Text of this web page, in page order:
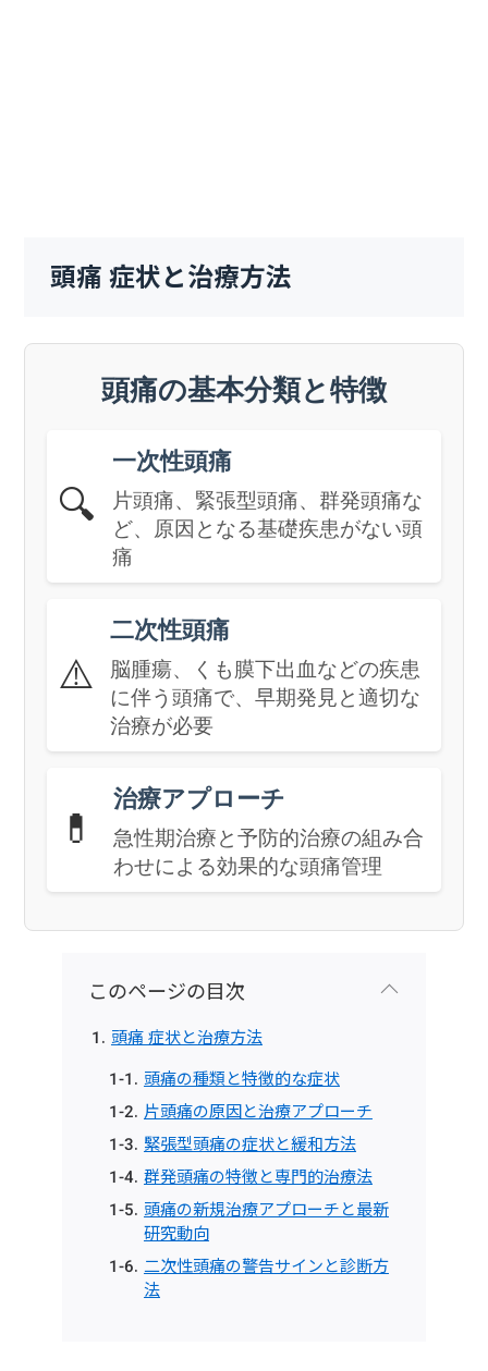
頭痛 症状と治療方法
頭痛の基本分類と特徴
🔍
一次性頭痛
片頭痛、緊張型頭痛、群発頭痛な
ど、原因となる基礎疾患がない頭
痛
⚠️
二次性頭痛
脳腫瘍、くも膜下出血などの疾患
に伴う頭痛で、早期発見と適切な
治療が必要
💊
治療アプローチ
急性期治療と予防的治療の組み合
わせによる効果的な頭痛管理
このページの目次
頭痛 症状と治療方法
頭痛の種類と特徴的な症状
片頭痛の原因と治療アプローチ
緊張型頭痛の症状と緩和方法
群発頭痛の特徴と専門的治療法
頭痛の新規治療アプローチと最新
研究動向
二次性頭痛の警告サインと診断方
法